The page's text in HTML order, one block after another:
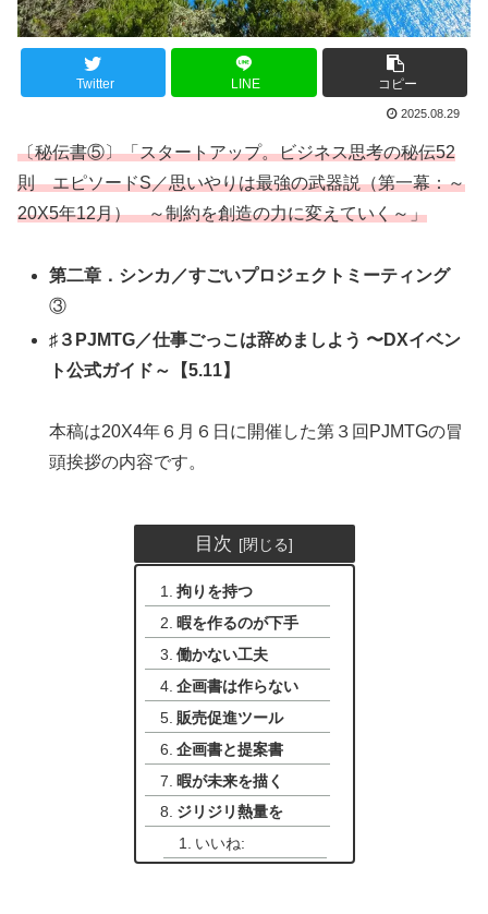
Twitter LINE コピー
2025.08.29
〔秘伝書⑤〕「スタートアップ。ビジネス思考の秘伝52
則 エピソードS／思いやりは最強の武器説（第一幕：～
20X5年12月） ～制約を創造の力に変えていく～」
第二章．シンカ／すごいプロジェクトミーティング
③
♯３PJMTG／仕事ごっこは辞めましよう 〜DXイベン
ト公式ガイド～
【5.11】
本稿は20X4年６月６日に開催した第３回PJMTGの冒
頭挨拶の内容です。
目次
拘りを持つ
暇を作るのが下手
働かない工夫
企画書は作らない
販売促進ツール
企画書と提案書
暇が未来を描く
ジリジリ熱量を
いいね: